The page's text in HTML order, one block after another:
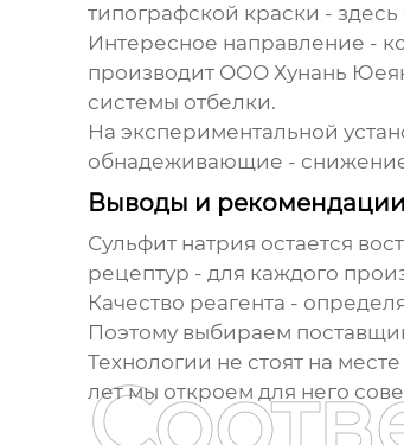
типографской краски - здесь
Интересное направление -
производит OOO Хунань
системы отбелки.
На экспериментальной
обнадеживающие - снижение
Выводы и рекомендации
Сульфит натрия остается
рецептур - для каждого
Качество реагента -
Поэтому выбираем
Технологии не стоят на
лет мы откроем для него